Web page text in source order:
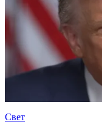
Свет